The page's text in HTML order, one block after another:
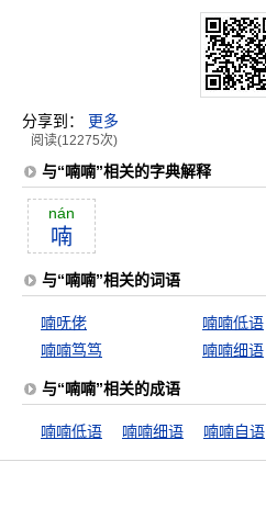
分享到： 更多
阅读(12275次)
与“喃喃”相关的字典解释
nán
喃
与“喃喃”相关的词语
喃呒佬 喃喃低语
喃喃笃笃
喃喃细语
与“喃喃”相关的成语
喃喃低语 喃喃细语 喃喃自语